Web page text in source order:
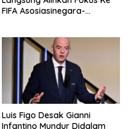
FIFA Asosiasinegara-
Luis Figo Desak Gianni
Infantino Mundur Didalam